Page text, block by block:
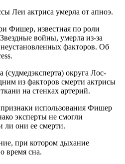
Леи актриса умерла от апноэ.
Фишер, известная по роли
войны, умерла из-за
неустановленных факторов. Об
(судмедэксперта) округа Лос-
из факторов смерти актрисы
на стенках артерий.
признаки использования Фишер
эксперты не смогли
ли они ее смерти.
при котором дыхание
время сна.